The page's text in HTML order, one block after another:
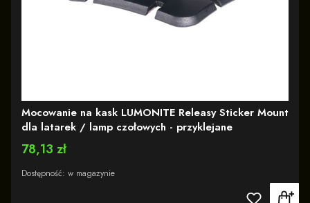
Mocowanie na kask LUMONITE Releasy Sticker Mount
dla latarek / lamp czołowych - przyklejane
Cena
78,13 zł
Dostępność: w magazynie